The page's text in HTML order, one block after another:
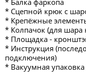
* Балка фаркопа
* Сцепной крюк с
* Крепёжные
* Колпачок (для шара
* Площадка -
* Инструкция
подключения)
* Вакуумная